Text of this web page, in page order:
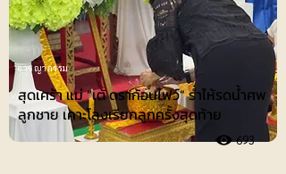
สุดเศร้า แม่ “เต้ ดราก้อนไฟว์” ร่ำไห้รดน้ำศพ
ลูกชาย เคาะโลงเรียกลูกครั้งสุดท้าย
693
อาชญากรรม